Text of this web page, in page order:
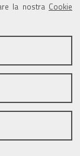
la nostra Cookie